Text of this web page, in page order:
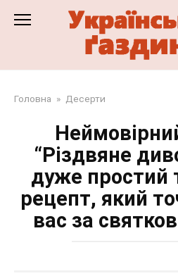
Головна » Десерти
“Різдвяне
дуже простий
рецепт, який
вас за